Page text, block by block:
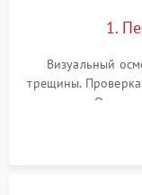
1.
Визуальный
трещины.
зарядки.
проверка